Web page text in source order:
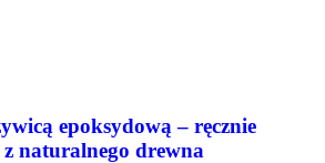
epoksydową – ręcznie
naturalnego drewna